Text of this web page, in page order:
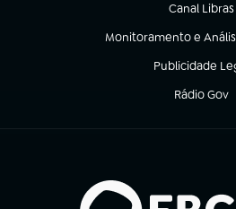
Canal Libras
(abre em
Monitoramento e
(abre em nova aba)
Publicidade
(abre em nova
Rádio Gov
(abre em